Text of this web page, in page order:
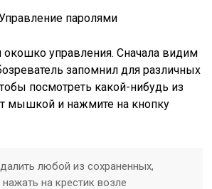
окошко управления. Сначала видим
запомнил для различных
посмотреть какой-нибудь из
мышкой и нажмите на кнопку
любой из сохраненных,
на крестик возле